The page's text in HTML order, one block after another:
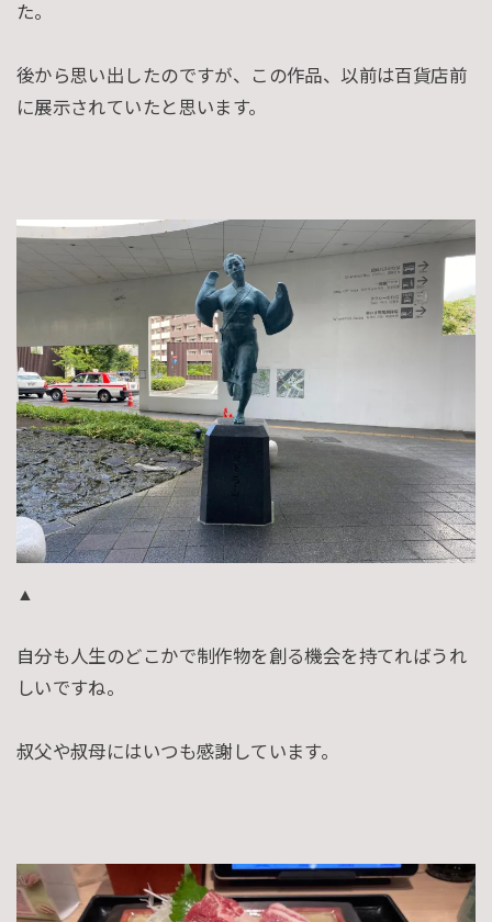
た。
後から思い出したのですが、この作品、以前は百貨店前
に展示されていたと思います。
▲
自分も人生のどこかで制作物を創る機会を持てればうれ
しいですね。
叔父や叔母にはいつも感謝しています。